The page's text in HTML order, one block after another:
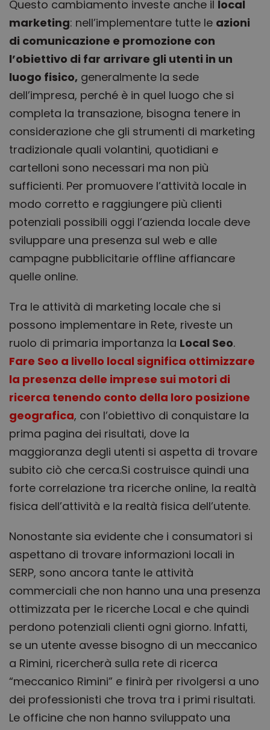
Questo cambiamento investe anche il local
marketing: nell’implementare tutte le azioni
di comunicazione e promozione con
l’obiettivo di far arrivare gli utenti in un
luogo fisico, generalmente la sede
dell’impresa, perché è in quel luogo che si
completa la transazione, bisogna tenere in
considerazione che gli strumenti di marketing
tradizionale quali volantini, quotidiani e
cartelloni sono necessari ma non più
sufficienti. Per promuovere l’attività locale in
modo corretto e raggiungere più clienti
potenziali possibili oggi l’azienda locale deve
sviluppare una presenza sul web e alle
campagne pubblicitarie offline affiancare
quelle online.
Tra le attività di marketing locale che si
possono implementare in Rete, riveste un
ruolo di primaria importanza la Local Seo.
Fare Seo a livello local significa ottimizzare
la presenza delle imprese sui motori di
ricerca tenendo conto della loro posizione
geografica, con l’obiettivo di conquistare la
prima pagina dei risultati, dove la
maggioranza degli utenti si aspetta di trovare
subito ciò che cerca.Si costruisce quindi una
forte correlazione tra ricerche online, la realtà
fisica dell’attività e la realtà fisica dell’utente.
Nonostante sia evidente che i consumatori si
aspettano di trovare informazioni locali in
SERP, sono ancora tante le attività
commerciali che non hanno una una presenza
ottimizzata per le ricerche Local e che quindi
perdono potenziali clienti ogni giorno. Infatti,
se un utente avesse bisogno di un meccanico
a Rimini, ricercherà sulla rete di ricerca
“meccanico Rimini” e finirà per rivolgersi a uno
dei professionisti che trova tra i primi risultati.
Le officine che non hanno sviluppato una